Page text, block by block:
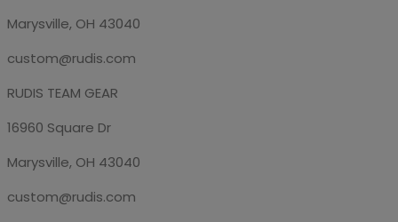
Marysville, OH 43040
custom@rudis.com
RUDIS TEAM GEAR
16960 Square Dr
Marysville, OH 43040
custom@rudis.com